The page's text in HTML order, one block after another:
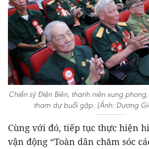
Chiến sỹ Điện Biên, thanh niên xung
tham dự buổi gặp. (Ảnh: Dương
Cùng với đó, tiếp tục thực hiện
vận động “Toàn dân chăm sóc